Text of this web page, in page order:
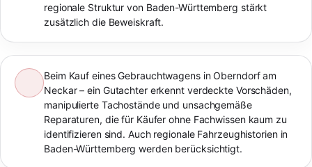
regionale Struktur von Baden-Württemberg stärkt
zusätzlich die Beweiskraft.
Beim Kauf eines Gebrauchtwagens in Oberndorf am
Neckar – ein Gutachter erkennt verdeckte Vorschäden,
manipulierte Tachostände und unsachgemäße
Reparaturen, die für Käufer ohne Fachwissen kaum zu
identifizieren sind. Auch regionale Fahrzeughistorien in
Baden-Württemberg werden berücksichtigt.